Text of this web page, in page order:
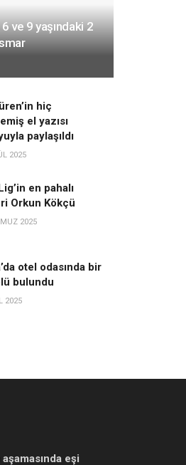
ve 9 yaşındaki 2
hiç
el yazısı
paylaşıldı
2025
en pahalı
Orkun Kökçü
2025
otel odasında bir
bulundu
2025
eşi